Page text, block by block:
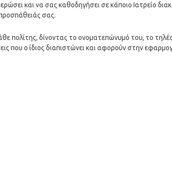
και να σας καθοδηγήσει σε κάποιο Ιατρείο
σας.
πολίτης, δίνοντας το ονοματεπώνυμό του, το
που ο ίδιος διαπιστώνει και αφορούν στην